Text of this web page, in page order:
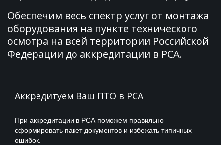
Установка и
оборудования
установка, подключение
* Практическое обучение персонала
Обеспечим весь спектр услуг от монтажа
оборудования на пункте технического
осмотра на всей территории Российской
Федерации до аккредитации в РСА.
Аккредитуем Ваш ПТО в РСА
При аккредитации в РСА поможем правильно
сформировать пакет документов и избежать типичных
ошибок.